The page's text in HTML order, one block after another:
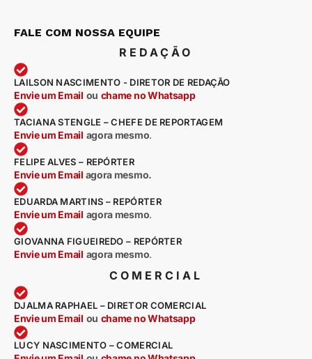
FALE COM NOSSA EQUIPE
REDAÇÃO
LAILSON NASCIMENTO - DIRETOR DE REDAÇÃO
Envie um Email ou chame no Whatsapp
TACIANA STENGLE – CHEFE DE REPORTAGEM
Envie um Email agora mesmo.
FELIPE ALVES – REPÓRTER
Envie um Email agora mesmo.
EDUARDA MARTINS – REPÓRTER
Envie um Email agora mesmo.
GIOVANNA FIGUEIREDO – REPÓRTER
Envie um Email agora mesmo.
COMERCIAL
DJALMA RAPHAEL – DIRETOR COMERCIAL
Envie um Email ou chame no Whatsapp
LUCY NASCIMENTO – COMERCIAL